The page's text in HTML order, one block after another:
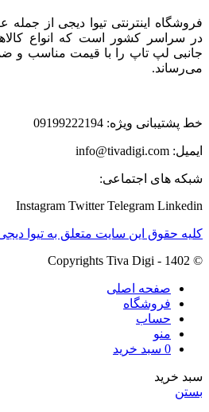
فروشگاه اینترنتی تیوا دیجی از جمله
در سراسر کشور است که انواع
جانبی لپ تاپ را با قیمت مناسب و
می‌رساند.
خط پشتیبانی ویژه: 09199222194
ایمیل: info@tivadigi.com
شبکه های اجتماعی:
Instagram Twitter Telegram Linkedin
کلیه حقوق این سایت متعلق به تیوا
© Copyrights Tiva Digi - 1402
صفحه اصلی
فروشگاه
حساب
منو
0 سبد خرید
سبد خرید
بستن